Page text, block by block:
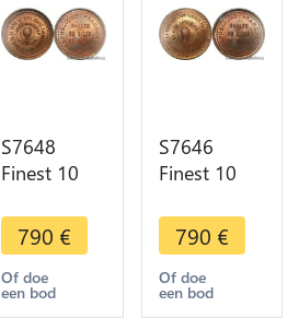
S7648
Finest 10
Balloon
Essai Siège
Paris Armée
Loire 1870
790 €
Of doe
een bod
S7646
Finest 10
Balloon
Essai Siège
Paris
Lavoisier
790 €
Of doe
een bod